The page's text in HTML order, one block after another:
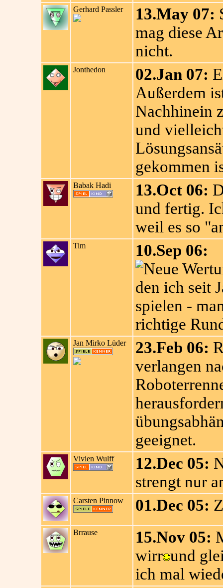
Gerhard Passler 13.May 07:
mag diese
nicht.
Jonthedon 02.Jan 07:
Außerdem
Nachhinein
und
gekommen
Babak Hadi 13.Oct 06:
und fertig.
weil es so
Tim 10.Sep 06:
den ich seit
spielen -
richtige
Jan Mirko Lüder 23.Feb 06:
verlangen
geeignet.
Vivien Wulff 12.Dec 05:
strengt nur
Carsten Pinnow 01.Dec 05:
Brrause 15.Nov 05:
wirr und
ich mal